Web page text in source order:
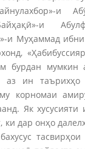
и
и
и Муҳаммад
бурдан мумкин
ин таърихҳо
корномаи
Як хусусияти
ки дар онҳо